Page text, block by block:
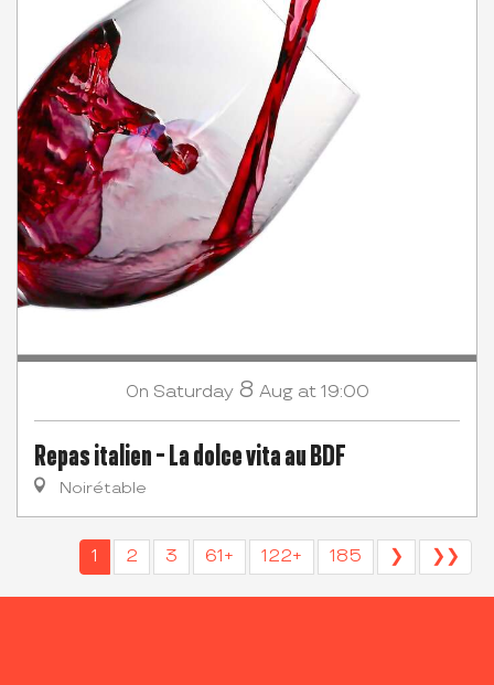
On Saturday 8 Aug at 19:00
Repas italien - La dolce vita au BDF
Noirétable
1 2 3 61+ 122+ 185 ❯ ❯❯